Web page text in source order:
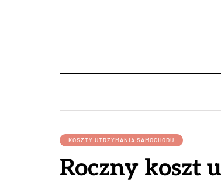
KOSZTY UTRZYMANIA SAMOCHODU
Roczny koszt